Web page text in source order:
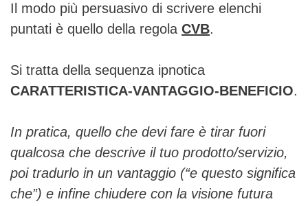
Il modo più persuasivo di scrivere elenchi
puntati è quello della regola CVB.
Si tratta della sequenza ipnotica
CARATTERISTICA-VANTAGGIO-BENEFICIO.
In pratica, quello che devi fare è tirar fuori
qualcosa che descrive il tuo prodotto/servizio,
poi tradurlo in un vantaggio (“e questo significa
che”) e infine chiudere con la visione futura